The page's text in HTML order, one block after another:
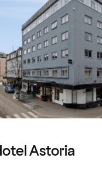
Astoria